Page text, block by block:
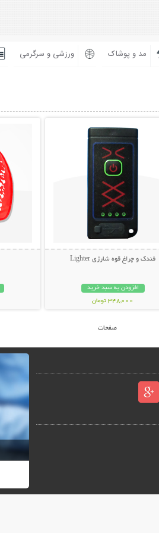
مد و پوشاک ورزشی و سرگرمی
فندک و چراغ قوه شارژی Lighter
افزودن به سبد خرید
348,000 تومان
صفحات